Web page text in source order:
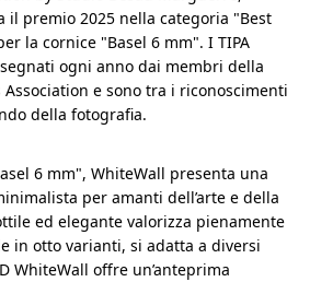
il premio 2025 nella categoria "Best
la cornice "Basel 6 mm". I TIPA
ogni anno dai membri della
Association e sono tra i riconoscimenti
della fotografia.
6 mm", WhiteWall presenta una
per amanti dell’arte e della
ed elegante valorizza pienamente
in otto varianti, si adatta a diversi
WhiteWall offre un’anteprima